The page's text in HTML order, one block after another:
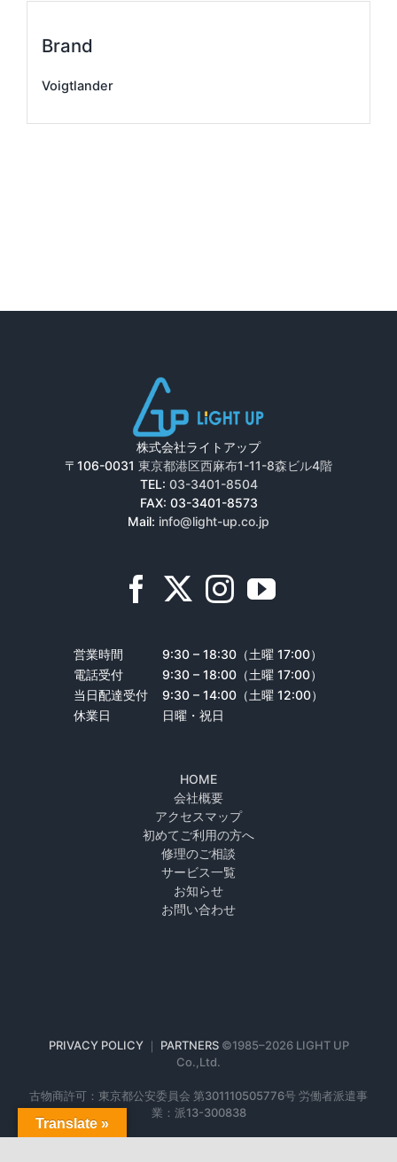
Brand
Voigtlander
株式会社ライトアップ
〒106-0031 東京都港区西麻布1-11-8森ビル4階
TEL: 03-3401-8504
FAX: 03-3401-8573
Mail: info@light-up.co.jp
営業時間
9:30 – 18:30（土曜 17:00）
電話受付
9:30 – 18:00（土曜 17:00）
当日配達受付
9:30 – 14:00（土曜 12:00）
休業日
日曜・祝日
HOME
会社概要
アクセスマップ
初めてご利用の方へ
修理のご相談
サービス一覧
お知らせ
お問い合わせ
PRIVACY POLICY｜ PARTNERS ©1985–2026 LIGHT UP
Co.,Ltd.
古物商許可：東京都公安委員会 第301110505776号 労働者派遣事
業：派13-300838
Translate »